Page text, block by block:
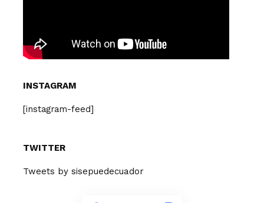
INSTAGRAM
[instagram-feed]
TWITTER
Tweets by sisepuedecuador